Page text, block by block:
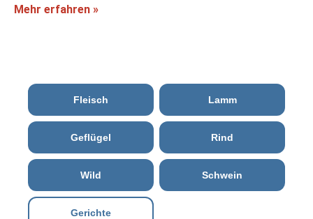
Mehr erfahren »
Fleisch Lamm
Geflügel Rind
Wild Schwein
Gerichte